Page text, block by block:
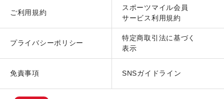
ご利用規約
スポーツマイル会員
サービス利用規約
プライバシーポリシー
特定商取引法に基づく
表示
免責事項 SNSガイドライン